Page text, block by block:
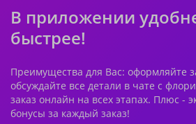
В приложении
быстрее!
Преимущества для Вас: оформляйте
обсуждайте все детали в чате с
заказ онлайн на всех этапах. Плюс -
бонусы за каждый заказ!